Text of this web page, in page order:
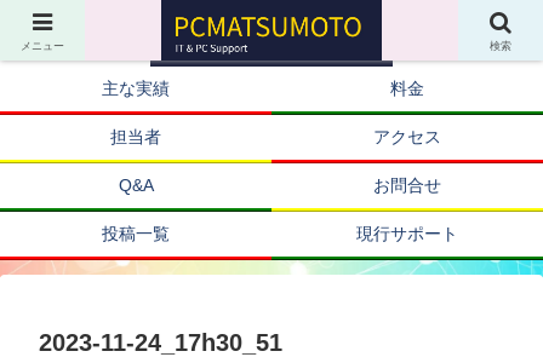
主な実績 料金
担当者 アクセス
Q&A お問合せ
投稿一覧 現行サポート
2023-11-24_17h30_51
メニュー 検索